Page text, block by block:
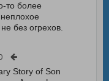
то более
без огрехов.
Story of Son